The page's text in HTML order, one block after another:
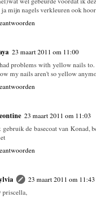
ja mijn nagels verkleuren ook
23 maart 2011 om 11:00
problems with yellow nails
my nails aren't so yellow
23 maart 2011 om 11:03
gebruik de basecoat van Konad,
23 maart 2011 om 11:43
priscella,